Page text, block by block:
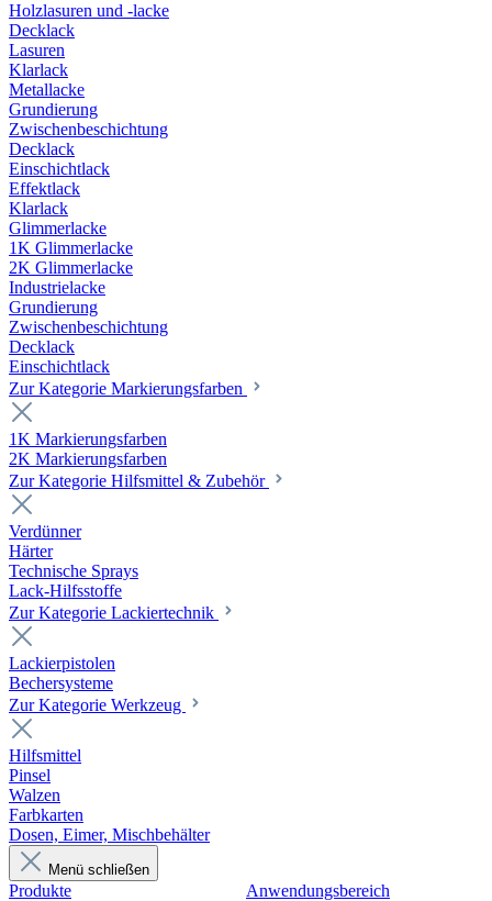
Holzlasuren und -lacke
Decklack
Lasuren
Klarlack
Metallacke
Grundierung
Zwischenbeschichtung
Decklack
Einschichtlack
Effektlack
Klarlack
Glimmerlacke
1K Glimmerlacke
2K Glimmerlacke
Industrielacke
Grundierung
Zwischenbeschichtung
Decklack
Einschichtlack
Zur Kategorie Markierungsfarben
1K Markierungsfarben
2K Markierungsfarben
Zur Kategorie Hilfsmittel & Zubehör
Verdünner
Härter
Technische Sprays
Lack-Hilfsstoffe
Zur Kategorie Lackiertechnik
Lackierpistolen
Bechersysteme
Zur Kategorie Werkzeug
Hilfsmittel
Pinsel
Walzen
Farbkarten
Dosen, Eimer, Mischbehälter
Menü schließen
Produkte
Anwendungsbereich